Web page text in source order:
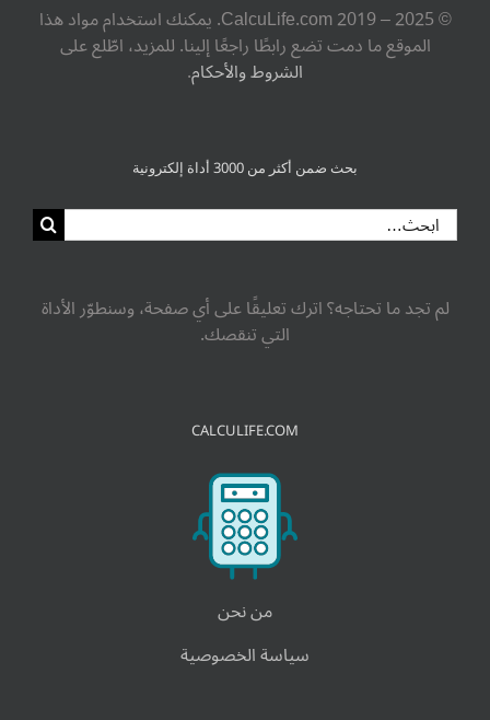
© ‎CalcuLife.com‎ 2019 – 2025. يمكنك استخدام مواد هذا
الموقع ما دمت تضع رابطًا راجعًا إلينا. للمزيد، اطّلع على
الشروط والأحكام.
بحث ضمن أكثر من 3000 أداة إلكترونية
لم تجد ما تحتاجه؟ اترك تعليقًا على أي صفحة، وسنطوّر الأداة
التي تنقصك.
CALCULIFE.COM
من نحن
سياسة الخصوصية